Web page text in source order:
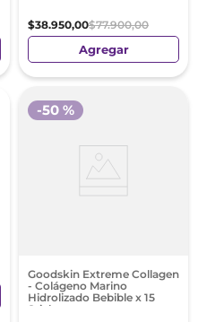
$38.950,00$77.900,00
Agregar
Goodskin Extreme Collagen
- Colágeno Marino
Hidrolizado Bebible x 15
Sticks
-50 %